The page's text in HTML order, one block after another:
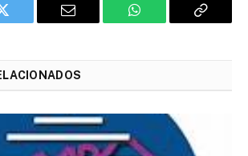
Twitter Email WhatsApp Copy